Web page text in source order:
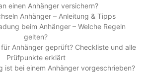
einen Anhänger versichern?
Anhänger – Anleitung & Tipps
beim Anhänger – Welche Regeln
gelten?
Anhänger geprüft? Checkliste und alle
Prüfpunkte erklärt
ist bei einem Anhänger vorgeschrieben?